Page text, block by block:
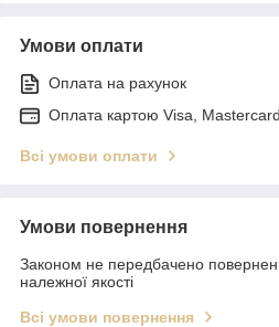
Умови оплати
Оплата на рахунок
Оплата картою Visa,
Всі умови оплати
Умови повернення
Законом не передбачено
належної якості
Всі умови повернення